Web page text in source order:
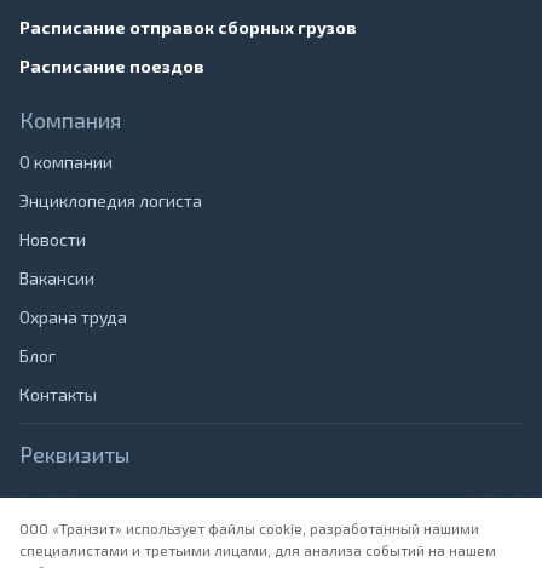
Расписание отправок сборных грузов
Расписание поездов
Компания
О компании
Энциклопедия логиста
Новости
Вакансии
Охрана труда
Блог
Контакты
Реквизиты
Наименование:
ООО "Транзит", Юридический адрес: 690065,
Приморский Край, г. Владивосток, ул. Крыгина, д.40
ИНН:
2540132492
ООО «Транзит» использует файлы cookie, разработанный нашими
специалистами и третьими лицами, для анализа событий на нашем